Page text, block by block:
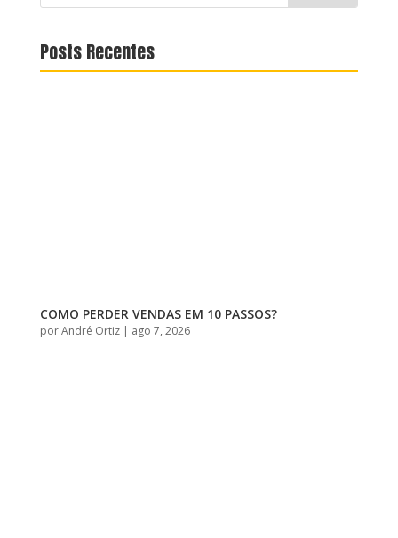
Posts Recentes
COMO PERDER VENDAS EM 10 PASSOS?
porAndré Ortiz| ago 7, 2026